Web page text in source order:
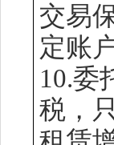
交易
定账户
10.委
税，